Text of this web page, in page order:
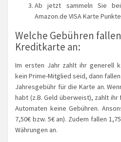
Ab jetzt sammeln Sie
Amazon.de VISA Karte Punkte
Welche Gebühren
Kreditkarte an:
Im ersten Jahr zahlt ihr generell
kein Prime-Mitglied seid, dann
Jahresgebühr für die Karte an.
habt (z.B. Geld überweist), zahlt
Automaten keine Gebühren.
7,50€ bzw. 5€ an). Zudem fallen
Währungen an.